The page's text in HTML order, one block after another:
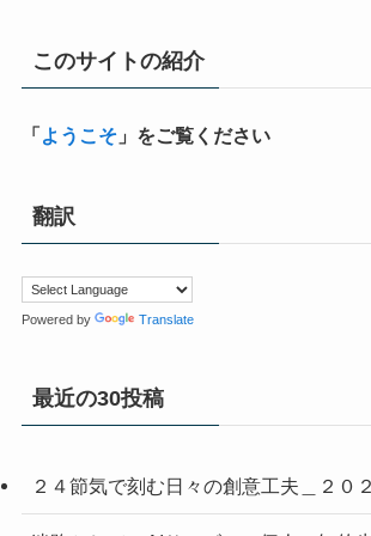
このサイトの紹介
「ようこそ」をご覧ください
翻訳
Powered by Translate
最近の30投稿
２４節気で刻む日々の創意工夫＿２０